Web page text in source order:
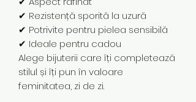
✔ Rezistență sporită la uzură
✔ Potrivite pentru pielea sensibilă
✔ Ideale pentru cadou
Alege bijuterii care îți completează
stilul și îți pun în valoare
feminitatea, zi de zi.